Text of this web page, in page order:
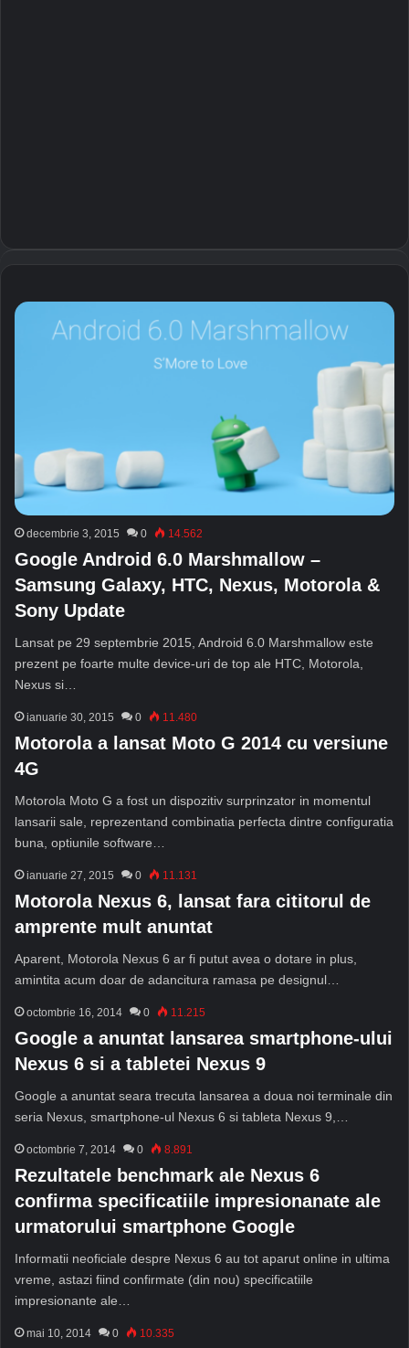
decembrie 3, 2015 0 14.562
Google Android 6.0 Marshmallow –
Samsung Galaxy, HTC, Nexus, Motorola &
Sony Update
Lansat pe 29 septembrie 2015, Android 6.0 Marshmallow este
prezent pe foarte multe device-uri de top ale HTC, Motorola,
Nexus si…
ianuarie 30, 2015 0 11.480
Motorola a lansat Moto G 2014 cu versiune
4G
Motorola Moto G a fost un dispozitiv surprinzator in momentul
lansarii sale, reprezentand combinatia perfecta dintre configuratia
buna, optiunile software…
ianuarie 27, 2015 0 11.131
Motorola Nexus 6, lansat fara cititorul de
amprente mult anuntat
Aparent, Motorola Nexus 6 ar fi putut avea o dotare in plus,
amintita acum doar de adancitura ramasa pe designul…
octombrie 16, 2014 0 11.215
Google a anuntat lansarea smartphone-ului
Nexus 6 si a tabletei Nexus 9
Google a anuntat seara trecuta lansarea a doua noi terminale din
seria Nexus, smartphone-ul Nexus 6 si tableta Nexus 9,…
octombrie 7, 2014 0 8.891
Rezultatele benchmark ale Nexus 6
confirma specificatiile impresionanate ale
urmatorului smartphone Google
Informatii neoficiale despre Nexus 6 au tot aparut online in ultima
vreme, astazi fiind confirmate (din nou) specificatiile
impresionante ale…
mai 10, 2014 0 10.335